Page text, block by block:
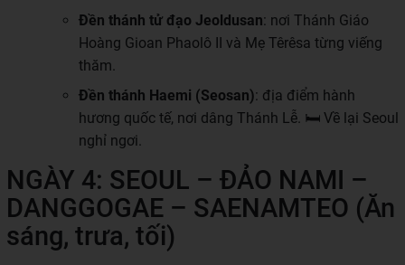
Đền thánh tử đạo Jeoldusan: nơi Thánh Giáo
Hoàng Gioan Phaolô II và Mẹ Têrêsa từng viếng
thăm.
Đền thánh Haemi (Seosan): địa điểm hành
hương quốc tế, nơi dâng Thánh Lễ. 🛏 Về lại Seoul
nghỉ ngơi.
NGÀY 4: SEOUL – ĐẢO NAMI –
DANGGOGAE – SAENAMTEO (Ăn
sáng, trưa, tối)